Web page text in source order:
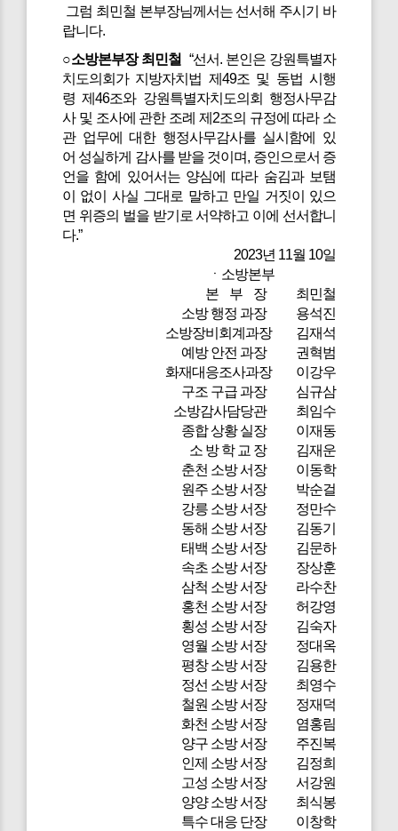
그럼 최민철 본부장님께서는 선서해 주시기 바
랍니다.
○소방본부장 최민철
“선서. 본인은 강원특별자
치도의회가 지방자치법 제49조 및 동법 시행
령 제46조와 강원특별자치도의회 행정사무감
사 및 조사에 관한 조례 제2조의 규정에 따라 소
관 업무에 대한 행정사무감사를 실시함에 있
어 성실하게 감사를 받을 것이며, 증인으로서 증
언을 함에 있어서는 양심에 따라 숨김과 보탬
이 없이 사실 그대로 말하고 만일 거짓이 있으
면 위증의 벌을 받기로 서약하고 이에 선서합니
다.”
2023년 11월 10일
ㆍ소방본부
본 부 장 최민철
소방 행정 과장 용석진
소방장비회계과장 김재석
예방 안전 과장 권혁범
화재대응조사과장 이강우
구조 구급 과장 심규삼
소방감사담당관 최임수
종합 상황 실장 이재동
소 방 학 교 장 김재운
춘천 소방 서장 이동학
원주 소방 서장 박순걸
강릉 소방 서장 정만수
동해 소방 서장 김동기
태백 소방 서장 김문하
속초 소방 서장 장상훈
삼척 소방 서장 라수찬
홍천 소방 서장 허강영
횡성 소방 서장 김숙자
영월 소방 서장 정대옥
평창 소방 서장 김용한
정선 소방 서장 최영수
철원 소방 서장 정재덕
화천 소방 서장 염홍림
양구 소방 서장 주진복
인제 소방 서장 김정희
고성 소방 서장 서강원
양양 소방 서장 최식봉
특수 대응 단장 이창학